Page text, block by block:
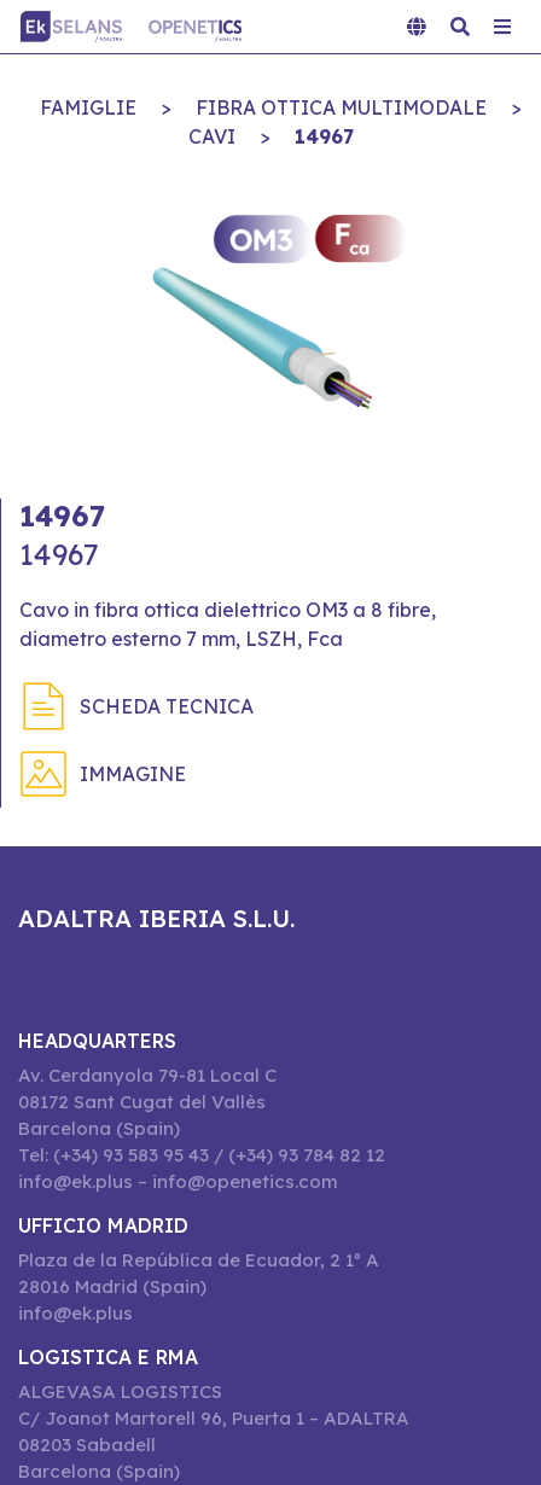
FAMIGLIE > FIBRA OTTICA MULTIMODALE
>
CAVI
> 14967
14967
14967
Cavo in fibra ottica dielettrico OM3 a 8 fibre,
diametro esterno 7 mm, LSZH, Fca
SCHEDA TECNICA
IMMAGINE
ADALTRA IBERIA S.L.U.
HEADQUARTERS
Av. Cerdanyola 79-81 Local C
08172 Sant Cugat del Vallès
Barcelona (Spain)
Tel: (+34) 93 583 95 43 / (+34) 93 784 82 12
info@ek.plus – info@openetics.com
UFFICIO MADRID
Plaza de la República de Ecuador, 2 1º A
28016 Madrid (Spain)
info@ek.plus
LOGISTICA E RMA
ALGEVASA LOGISTICS
C/ Joanot Martorell 96, Puerta 1 – ADALTRA
08203 Sabadell
Barcelona (Spain)